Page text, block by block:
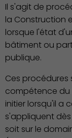
Il s'agit de
la Construction
lorsque l'état
bâtiment ou
publique.
Ces procédures
compétence du
initier lorsqu'il a
s'appliquent
soit sur le